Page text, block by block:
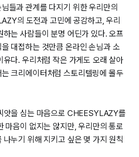
들과 관계를 다지기 위한 우리만의
의 도전과 고민에 공감하고, 우리
하는 사람들이 분명 어딘가 있다. 오프
대접하는 것만큼 온라인 손님과 소
유다. 우리처럼 작은 가게도 오래 살아
크리에이터처럼 스토리텔링에 몰두
앗을 심는 마음으로 CHEESYLAZY를
마음이 없지는 않지만, 우리만의 통로
나누기 위해 지키고 싶은 몇 가지 원칙